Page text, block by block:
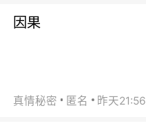
因果
真情秘密 匿名 昨天21:56